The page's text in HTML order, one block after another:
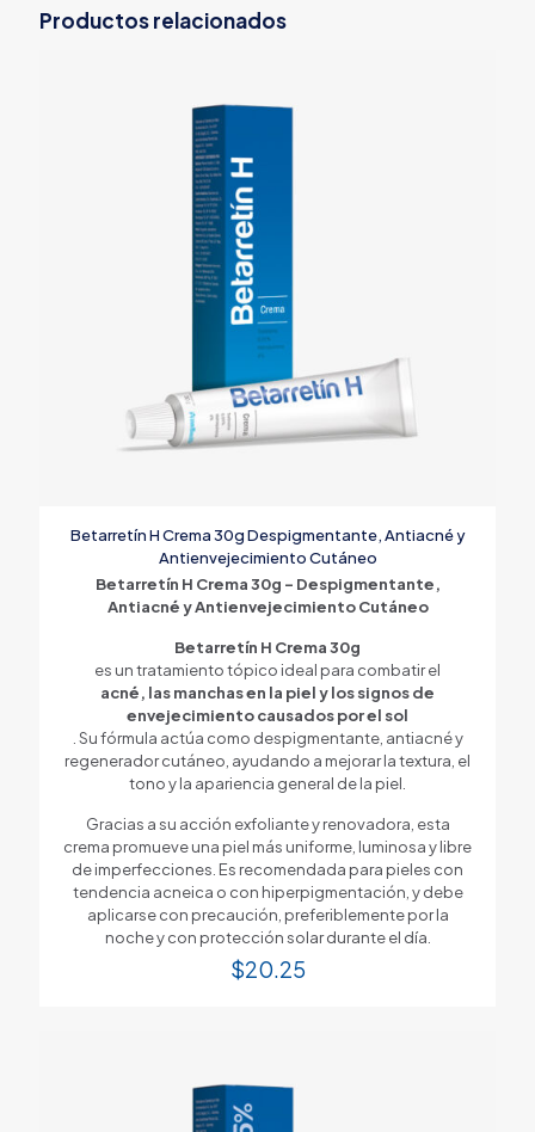
Productos relacionados
Betarretín H Crema 30g Despigmentante, Antiacné y
Antienvejecimiento Cutáneo
Betarretín H Crema 30g – Despigmentante,
Antiacné y Antienvejecimiento Cutáneo
Betarretín H Crema 30g
es un tratamiento tópico ideal para combatir el
acné, las manchas en la piel y los signos de
envejecimiento causados por el sol
. Su fórmula actúa como despigmentante, antiacné y
regenerador cutáneo, ayudando a mejorar la textura, el
tono y la apariencia general de la piel.
Gracias a su acción exfoliante y renovadora, esta
crema promueve una piel más uniforme, luminosa y libre
de imperfecciones. Es recomendada para pieles con
tendencia acneica o con hiperpigmentación, y debe
aplicarse con precaución, preferiblemente por la
noche y con protección solar durante el día.
$20.25